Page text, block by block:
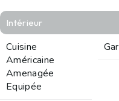
Intérieur
Cuisine
Américaine
Amenagée
Equipée